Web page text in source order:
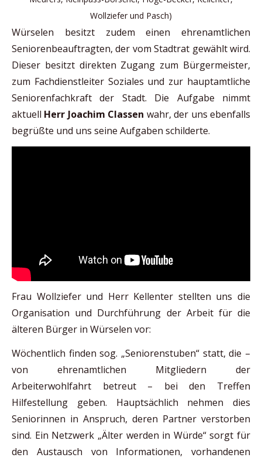
Wollziefer und Pasch)
Würselen besitzt zudem einen ehrenamtlichen
Seniorenbeauftragten, der vom Stadtrat gewählt wird.
Dieser besitzt direkten Zugang zum Bürgermeister,
zum Fachdienstleiter Soziales und zur hauptamtliche
Seniorenfachkraft der Stadt. Die Aufgabe nimmt
aktuell Herr Joachim Classen wahr, der uns ebenfalls
begrüßte und uns seine Aufgaben schilderte.
Frau Wollziefer und Herr Kellenter stellten uns die
Organisation und Durchführung der Arbeit für die
älteren Bürger in Würselen vor:
Wöchentlich finden sog. „Seniorenstuben“ statt, die –
von ehrenamtlichen Mitgliedern der
Arbeiterwohlfahrt betreut – bei den Treffen
Hilfestellung geben. Hauptsächlich nehmen dies
Seniorinnen in Anspruch, deren Partner verstorben
sind. Ein Netzwerk „Älter werden in Würde“ sorgt für
den Austausch von Informationen, vorhandenen